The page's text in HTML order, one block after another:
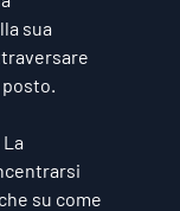
sua
La
su come